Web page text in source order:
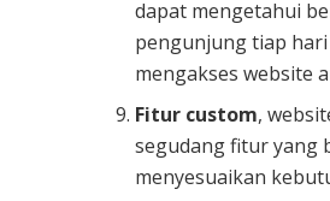
dapat mengetahui
pengunjung tiap
mengakses website
Fitur custom,
segudang fitur yang
menyesuaikan